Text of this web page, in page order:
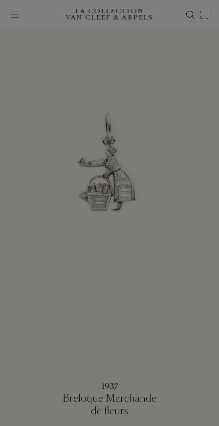
LA COLLECTION
VAN CLEEF & ARPELS
1937
Breloque Marchande
de fleurs